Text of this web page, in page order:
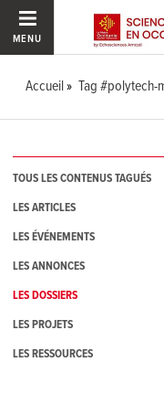
MENU
Accueil Tag #polytech-
TOUS LES CONTENUS TAGUÉS
LES ARTICLES
LES ÉVÉNEMENTS
LES ANNONCES
LES DOSSIERS
LES PROJETS
LES RESSOURCES